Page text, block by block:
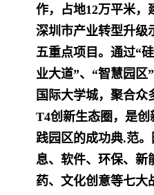
作，占地12万平米，
深圳市产业转型升级
五重点项目。通过“
业大道”、“智慧园区
国际大学城，聚合众
T4创新生态圈，是
践园区的成功典.范
息、软件、环保、新
药、文化创意等七大